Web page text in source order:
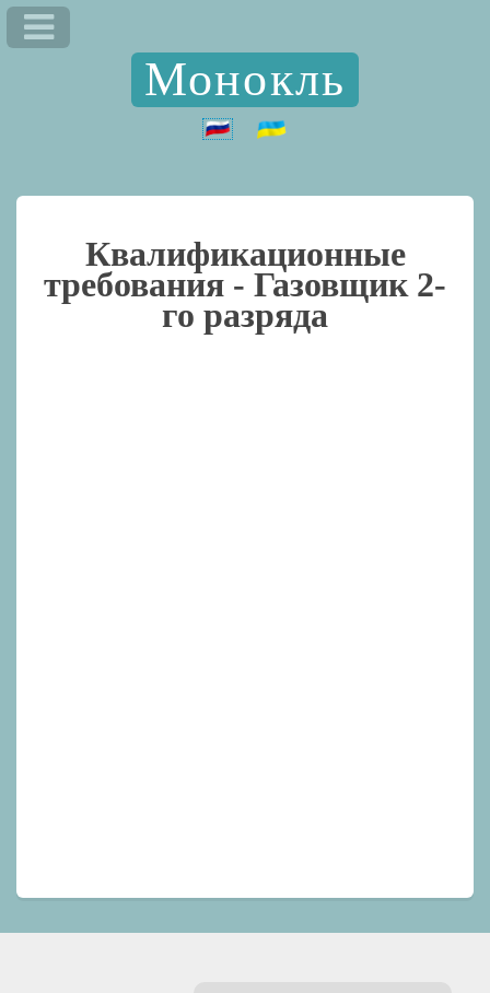
Монокль
Квалификационные
требования - Газовщик 2-
го разряда